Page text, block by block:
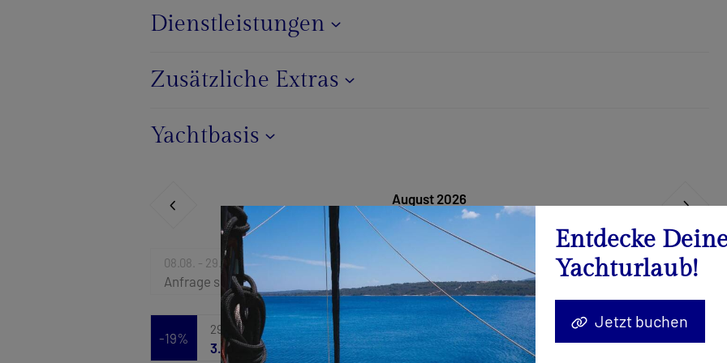
Dienstleistungen
Zusätzliche Extras
Yachtbasis
August 2026
Kalender
08.08. - 29.08.2026
Anfrage senden
22.08. - 29.08.2026
Anfrage senden
-19%
29.08. - 05.09.2026
3.894 €4.810 €
Entdecke
Yachturlaub!
Jetzt buchen